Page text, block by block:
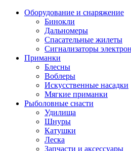
Оборудование и снаряжение
Бинокли
Дальномеры
Спасательные жилеты
Сигнализаторы
Приманки
Блесны
Воблеры
Искусственные насадки
Мягкие приманки
Рыболовные снасти
Удилища
Шнуры
Катушки
Леска
Запчасти и аксессуары